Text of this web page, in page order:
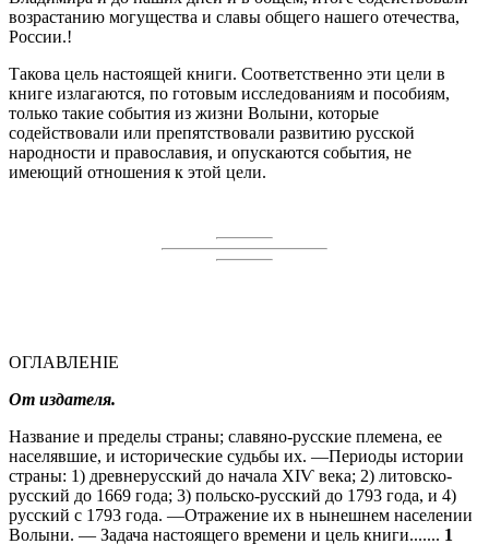
возрастанию могущества и славы общего нашего отечества,
России.!
Такова цель настоящей книги. Соответственно эти цели в
книге излагаются, по готовым исследованиям и пособиям,
только такие события из жизни Волыни, которые
содействовали или препятствовали развитию русской
народности и православия, и опускаются события, не
имеющий отношения к этой цели.
ОГЛАВЛЕНІЕ
От издателя.
Название и пределы страны; славяно-русские племена, ее
населявшие, и исторические судьбы их. —Периоды истории
страны: 1) древнерусский до начала ХIѴ века; 2) литовско-
русский до 1669 года; 3) польско-русский до 1793 года, и 4)
русский с 1793 года. —Отражение их в нынешнем населении
Волыни. — Задача настоящего времени и цель книги....... 1